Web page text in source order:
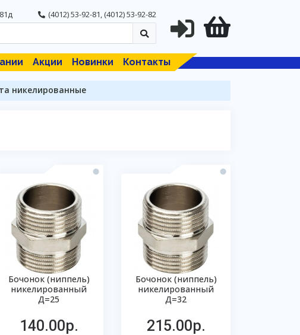
(4012) 53-92-81,(4012) 53-92-82
Акции Новинки Контакты
никелированные
Бочонок (ниппель)
никелированный
Д=25
140.00р.
Бочонок (ниппель)
никелированный
Д=32
215.00р.